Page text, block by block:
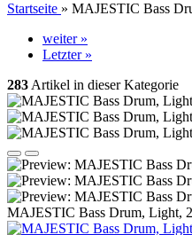
Startseite » MAJESTIC Bass
weiter »
Letzter »
283 Artikel in dieser Kategorie
MAJESTIC Bass Drum, Light,